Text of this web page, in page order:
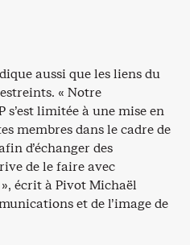
aussi que les liens du
« Notre
s’est limitée à une mise en
membres dans le cadre de
d’échanger des
de le faire avec
écrit à Pivot Michaël
et de l’image de